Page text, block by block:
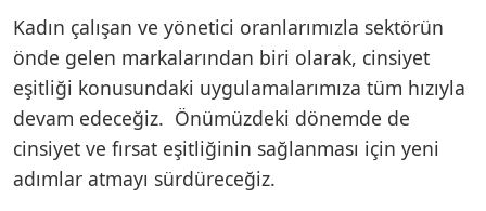
Kadın çalışan ve yönetici oranlarımızla sektörün
önde gelen markalarından biri olarak, cinsiyet
eşitliği konusundaki uygulamalarımıza tüm hızıyla
devam edeceğiz. Önümüzdeki dönemde de
cinsiyet ve fırsat eşitliğinin sağlanması için yeni
adımlar atmayı sürdüreceğiz.